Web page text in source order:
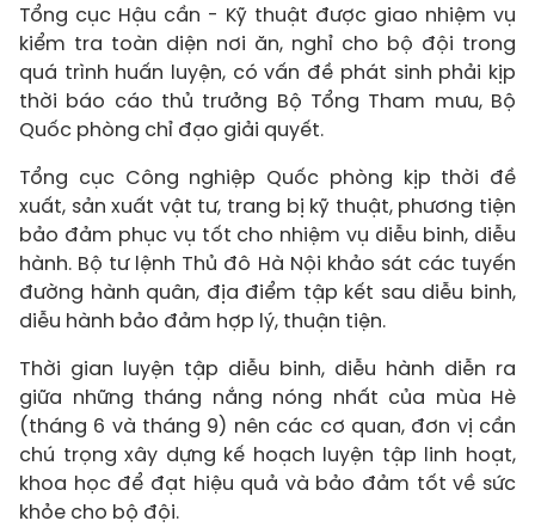
Tổng cục Hậu cần - Kỹ thuật được giao nhiệm vụ
kiểm tra toàn diện nơi ăn, nghỉ cho bộ đội trong
quá trình huấn luyện, có vấn đề phát sinh phải kịp
thời báo cáo thủ trưởng Bộ Tổng Tham mưu, Bộ
Quốc phòng chỉ đạo giải quyết.
Tổng cục Công nghiệp Quốc phòng kịp thời đề
xuất, sản xuất vật tư, trang bị kỹ thuật, phương tiện
bảo đảm phục vụ tốt cho nhiệm vụ diễu binh, diễu
hành. Bộ tư lệnh Thủ đô Hà Nội khảo sát các tuyến
đường hành quân, địa điểm tập kết sau diễu binh,
diễu hành bảo đảm hợp lý, thuận tiện.
Thời gian luyện tập diễu binh, diễu hành diễn ra
giữa những tháng nắng nóng nhất của mùa Hè
(tháng 6 và tháng 9) nên các cơ quan, đơn vị cần
chú trọng xây dựng kế hoạch luyện tập linh hoạt,
khoa học để đạt hiệu quả và bảo đảm tốt về sức
khỏe cho bộ đội.